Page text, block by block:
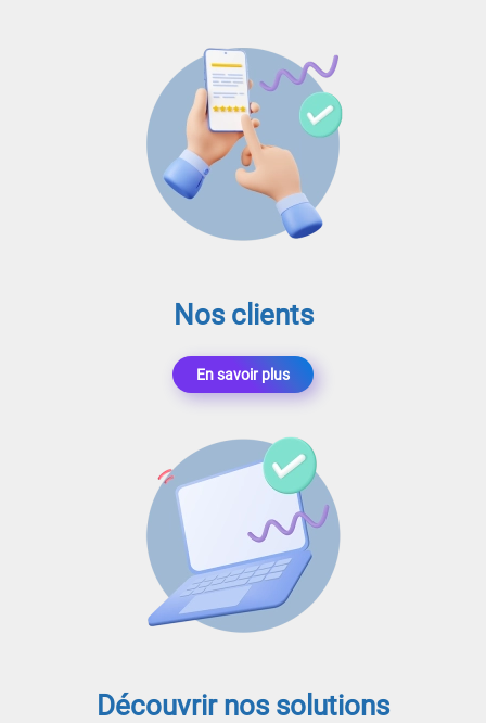
Nos clients
En savoir plus
Découvrir nos solutions